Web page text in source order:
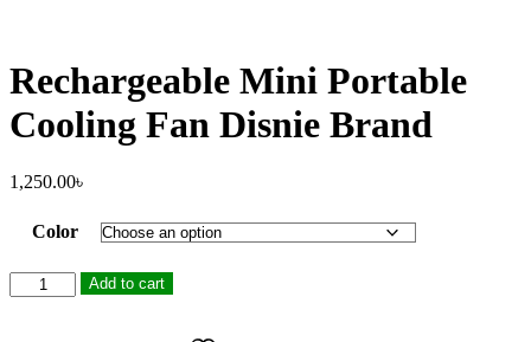
Rechargeable Mini Portable
Cooling Fan Disnie Brand
1,250.00৳
Color
Rechargeable
Mini
Add to cart